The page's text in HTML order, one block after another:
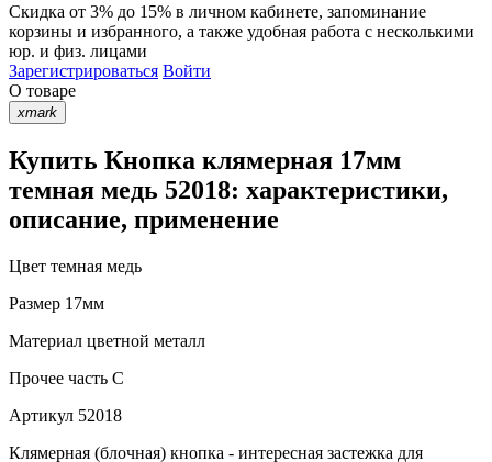
Скидка от 3% до 15% в личном кабинете, запоминание
корзины и избранного, а также удобная работа с несколькими
юр. и физ. лицами
Зарегистрироваться Войти
О товаре
xmark
Купить Кнопка клямерная 17мм
темная медь 52018: характеристики,
описание, применение
Цвет темная медь
Размер 17мм
Материал цветной металл
Прочее часть С
Артикул 52018
Клямерная (блочная) кнопка - интересная застежка для